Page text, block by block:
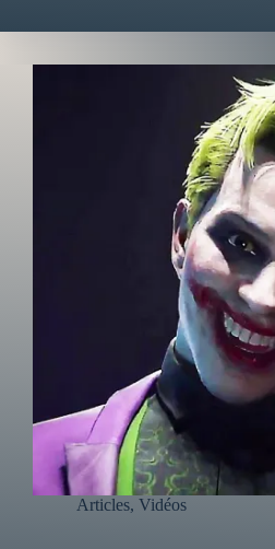
Articles, Vidéos